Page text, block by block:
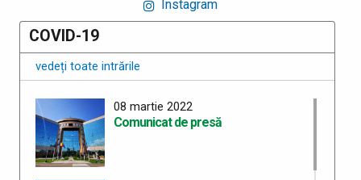
Instagram
COVID-19
vedeți toate intrările
08 martie 2022
Comunicat de presă